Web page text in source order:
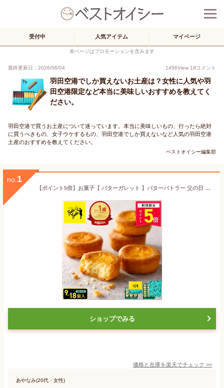
受付中 人気アイテム マイページ
本ページはプロモーションを含みます
最終更新日：2026/06/04 1456View 18コメント
羽田空港でしか買えないお土産は？女性に人気や羽
田空港限定など本当に美味しいおすすめを教えてく
ださい。
羽田空港で買うお土産について迷っています。本当に美味しいもの、行ったら絶対
に買うべきもの、女子ウケするもの、羽田空港でしか買えないなど人気の羽田空港
土産のおすすめを教えてください。
ベストオイシー編集部
no. 1
【ポイント5倍】お菓子【 バターガレット 】バターバトラー 父の日 個包装 スイーツ ガレット 焼き菓子 洋菓子 内祝 お祝 出産祝 お礼 おしゃれ 職場 退職 ご挨拶 手土産 人気 おすすめ 選べる入数 プレゼント ギフト お中元 御中元
ショップでみる
価格と在庫を楽天でチェック >>
あやなみ(20代・女性)